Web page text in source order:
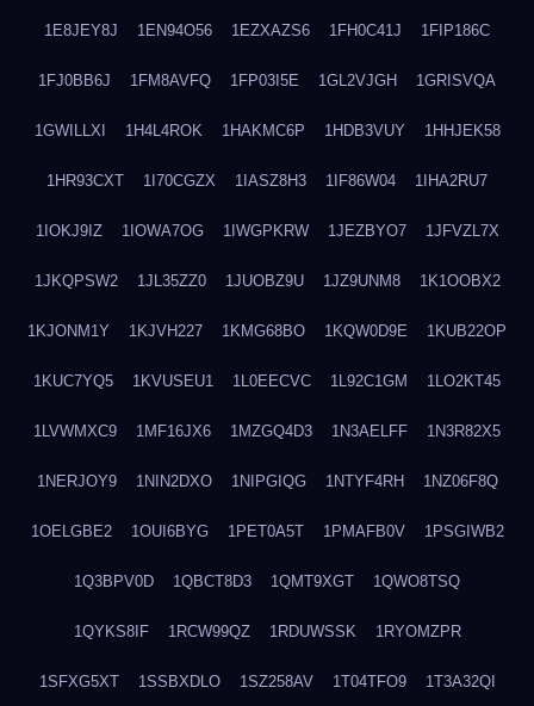
1E8JEY8J 1EN94O56 1EZXAZS6 1FH0C41J 1FIP186C
1FJ0BB6J 1FM8AVFQ 1FP03I5E 1GL2VJGH 1GRISVQA
1GWILLXI 1H4L4ROK 1HAKMC6P 1HDB3VUY 1HHJEK58
1HR93CXT 1I70CGZX 1IASZ8H3 1IF86W04 1IHA2RU7
1IOKJ9IZ 1IOWA7OG 1IWGPKRW 1JEZBYO7 1JFVZL7X
1JKQPSW2 1JL35ZZ0 1JUOBZ9U 1JZ9UNM8 1K1OOBX2
1KJONM1Y 1KJVH227 1KMG68BO 1KQW0D9E 1KUB22OP
1KUC7YQ5 1KVUSEU1 1L0EECVC 1L92C1GM 1LO2KT45
1LVWMXC9 1MF16JX6 1MZGQ4D3 1N3AELFF 1N3R82X5
1NERJOY9 1NIN2DXO 1NIPGIQG 1NTYF4RH 1NZ06F8Q
1OELGBE2 1OUI6BYG 1PET0A5T 1PMAFB0V 1PSGIWB2
1Q3BPV0D 1QBCT8D3 1QMT9XGT 1QWO8TSQ
1QYKS8IF 1RCW99QZ 1RDUWSSK 1RYOMZPR
1SFXG5XT 1SSBXDLO 1SZ258AV 1T04TFO9 1T3A32QI